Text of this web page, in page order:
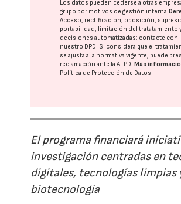
Los datos pueden cederse a otras
grupo por motivos de gestión interna.
Acceso, rectificación, oposición,
portabilidad, limitación del tratatamiento
decisiones automatizadas: contacte con
nuestro DPD. Si considera que el
se ajusta a la normativa vigente, puede
reclamación ante laAEPD.Más
Política de Protección de Datos
El programa financiará
investigación centradas en
digitales, tecnologías limpias
biotecnología